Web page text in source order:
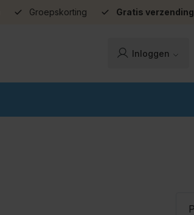
Groepskorting Gratis verzending
Inloggen